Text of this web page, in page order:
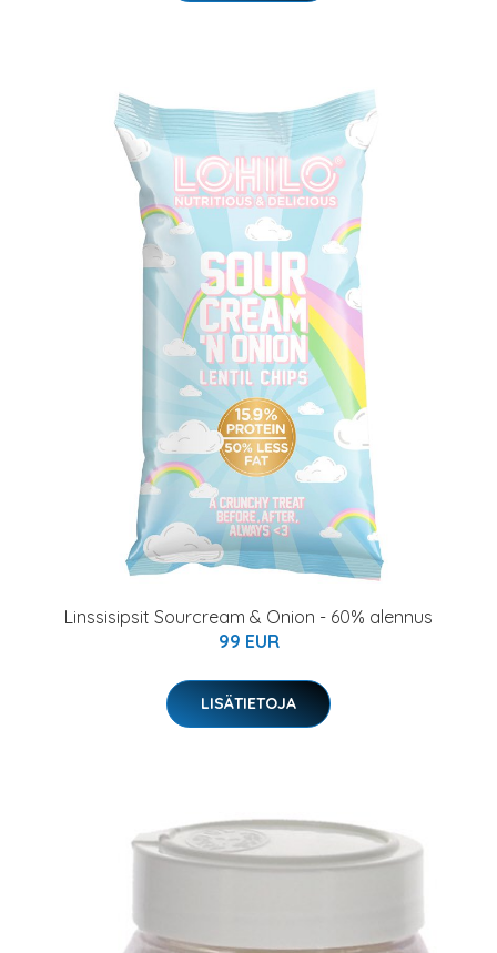
Linssisipsit Sourcream & Onion - 60% alennus
99 EUR
LISÄTIETOJA